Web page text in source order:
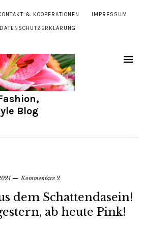
& KOOPERATIONEN IMPRESSUM
Blog
Kommentare 2
dem Schattendasein!
ab heute Pink!